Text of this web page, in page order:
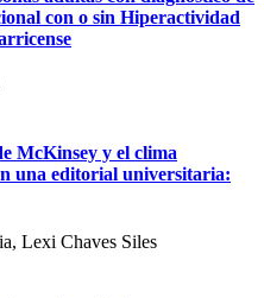
con o sin Hiperactividad
McKinsey y el clima
una editorial universitaria:
Lexi Chaves Siles